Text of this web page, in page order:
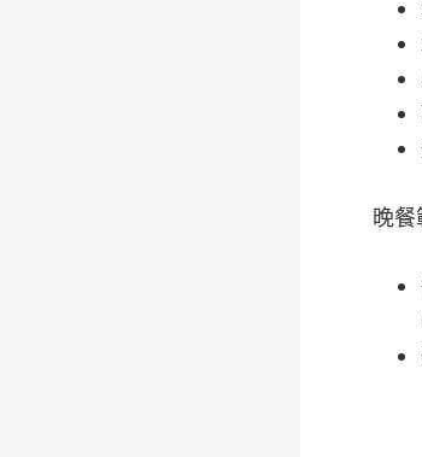
晚餐